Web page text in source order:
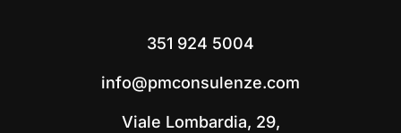
351 924 5004
info@pmconsulenze.com
Viale Lombardia, 29,